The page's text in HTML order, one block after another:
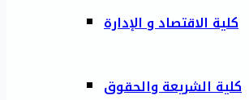
كلية الاقتصاد و الإدارة
كلية الشريعة والحقوق